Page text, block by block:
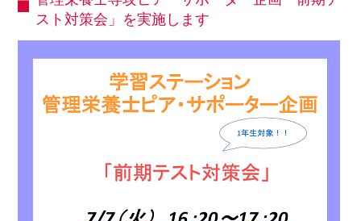
スト対策会」を実施します